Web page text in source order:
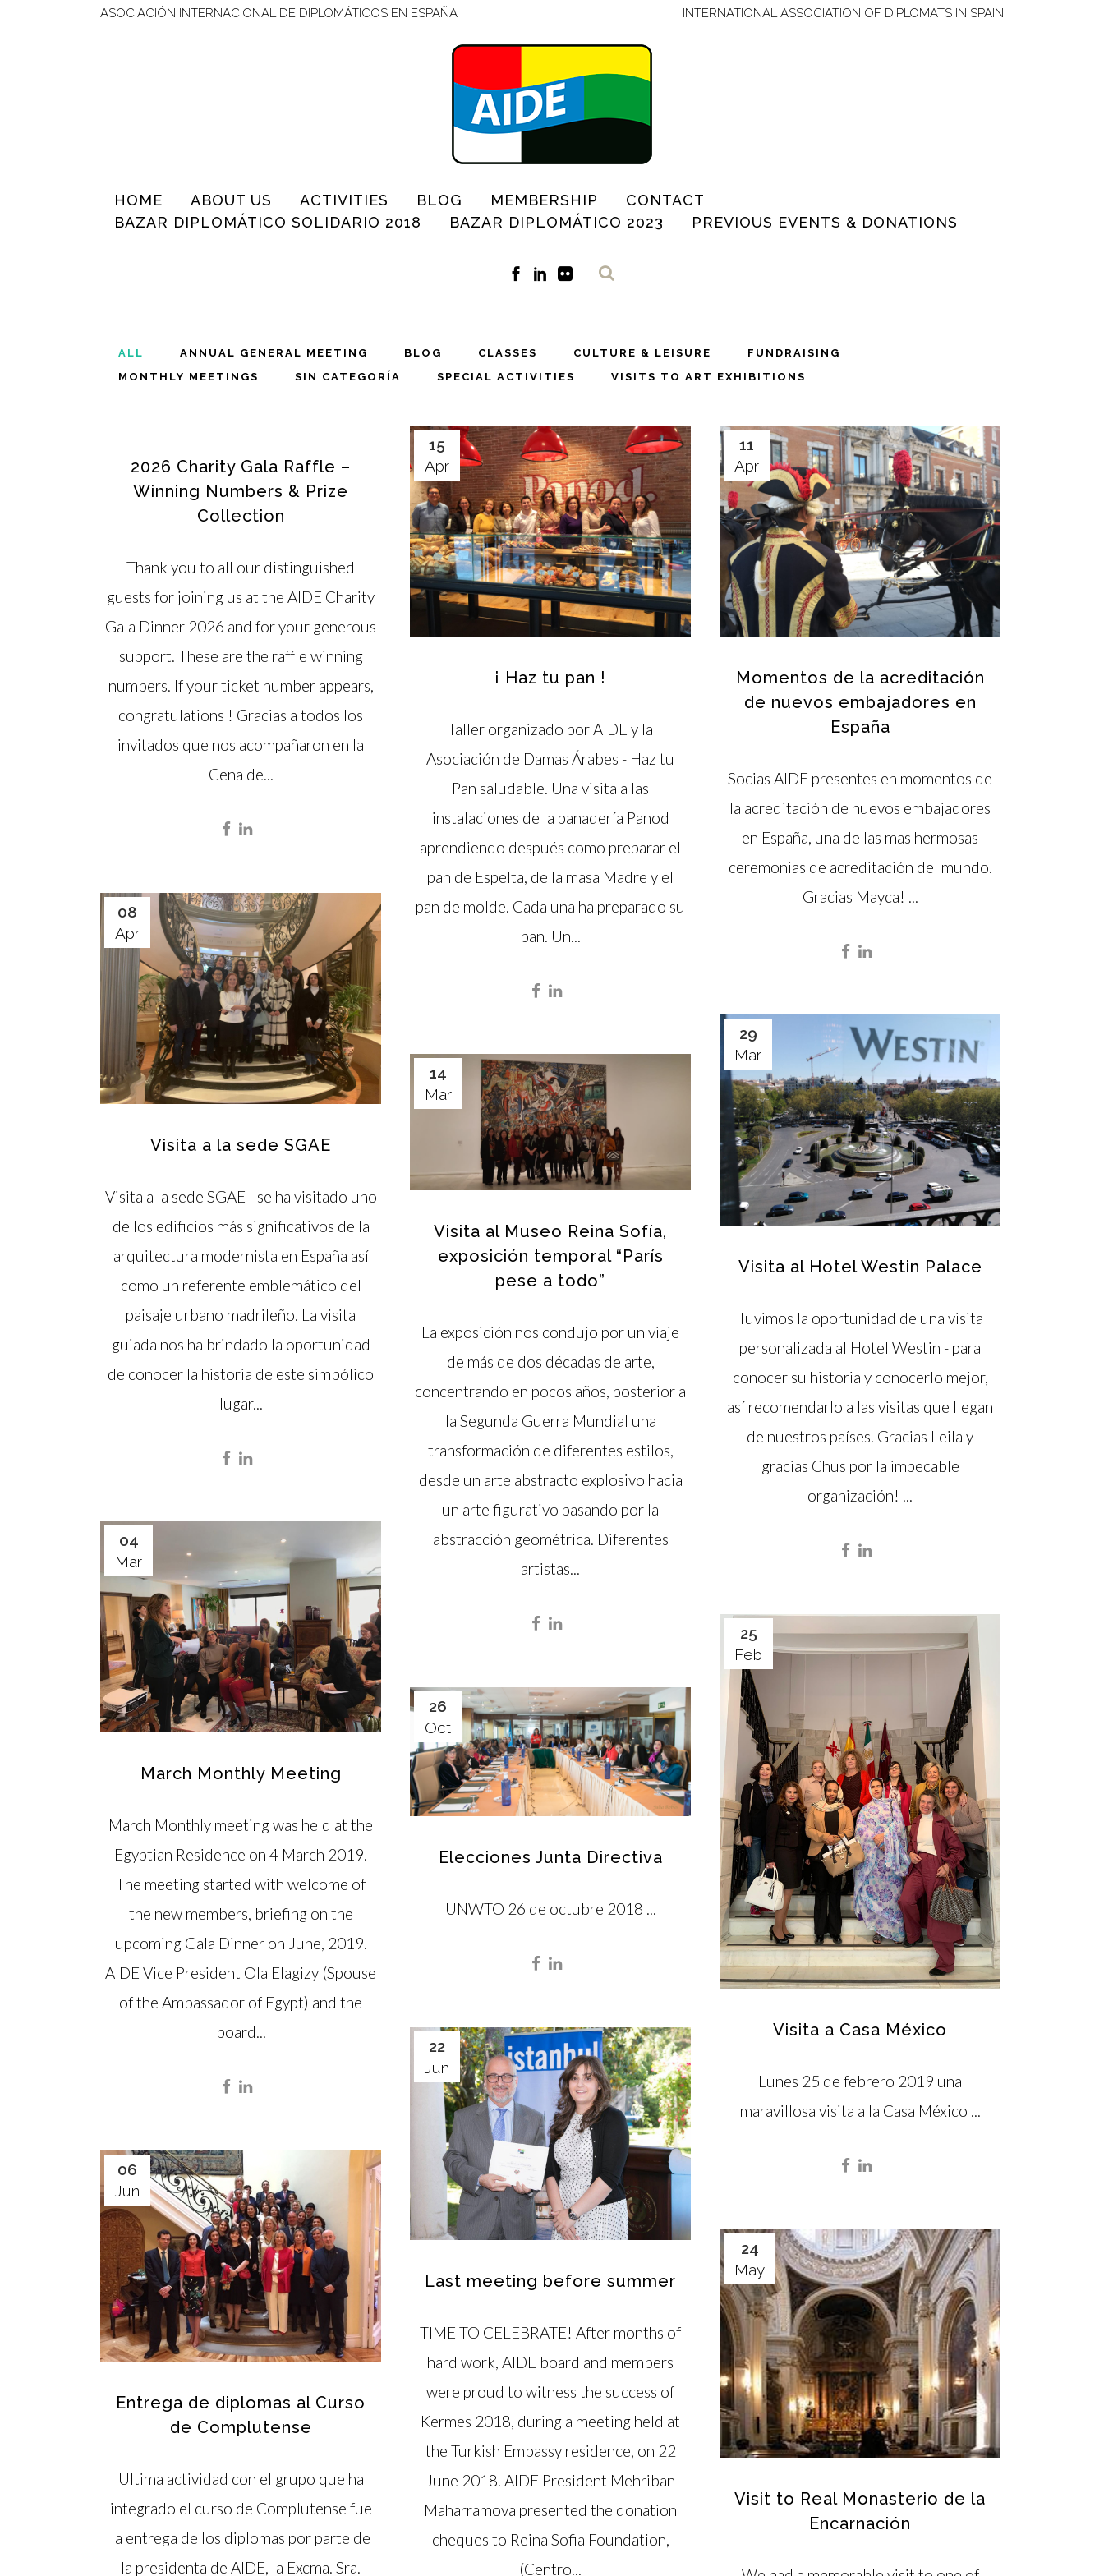
ASOCIACIÓN INTERNACIONAL DE DIPLOMÁTICOS EN ESPAÑA INTERNATIONAL ASSOCIATION OF DIPLOMATS IN SPAIN
HOME ABOUT US ACTIVITIES BLOG MEMBERSHIP
CONTACT
BAZAR DIPLOMÁTICO SOLIDARIO 2018
BAZAR DIPLOMÁTICO 2023 PREVIOUS EVENTS & DONATIONS
ALL ANNUAL GENERAL MEETING BLOG CLASSES CULTURE & LEISURE
FUNDRAISING
MONTHLY MEETINGS
SIN CATEGORÍA SPECIAL ACTIVITIES VISITS TO ART EXHIBITIONS
2026 Charity Gala Raffle –
Winning Numbers & Prize
Collection
Thank you to all our distinguished
guests for joining us at the AIDE Charity
Gala Dinner 2026 and for your generous
support. These are the raffle winning
numbers. If your ticket number appears,
congratulations ! Gracias a todos los
invitados que nos acompañaron en la
Cena de...
15
Apr
¡ Haz tu pan !
Taller organizado por AIDE y la
Asociación de Damas Árabes - Haz tu
Pan saludable. Una visita a las
instalaciones de la panadería Panod
aprendiendo después como preparar el
pan de Espelta, de la masa Madre y el
pan de molde. Cada una ha preparado su
pan. Un...
11
Apr
Momentos de la acreditación
de nuevos embajadores en
España
Socias AIDE presentes en momentos de
la acreditación de nuevos embajadores
en España, una de las mas hermosas
ceremonias de acreditación del mundo.
Gracias Mayca! ...
08
Apr
Visita a la sede SGAE
Visita a la sede SGAE - se ha visitado uno
de los edificios más significativos de la
arquitectura modernista en España así
como un referente emblemático del
paisaje urbano madrileño. La visita
guiada nos ha brindado la oportunidad
de conocer la historia de este simbólico
lugar...
29
Mar
Visita al Hotel Westin Palace
Tuvimos la oportunidad de una visita
personalizada al Hotel Westin - para
conocer su historia y conocerlo mejor,
así recomendarlo a las visitas que llegan
de nuestros países. Gracias Leila y
gracias Chus por la impecable
organización! ...
14
Mar
Visita al Museo Reina Sofía,
exposición temporal “París
pese a todo”
La exposición nos condujo por un viaje
de más de dos décadas de arte,
concentrando en pocos años, posterior a
la Segunda Guerra Mundial una
transformación de diferentes estilos,
desde un arte abstracto explosivo hacia
un arte figurativo pasando por la
abstracción geométrica. Diferentes
artistas...
04
Mar
March Monthly Meeting
March Monthly meeting was held at the
Egyptian Residence on 4 March 2019.
The meeting started with welcome of
the new members, briefing on the
upcoming Gala Dinner on June, 2019.
AIDE Vice President Ola Elagizy (Spouse
of the Ambassador of Egypt) and the
board...
25
Feb
Visita a Casa México
Lunes 25 de febrero 2019 una
maravillosa visita a la Casa México ...
26
Oct
Elecciones Junta Directiva
UNWTO 26 de octubre 2018 ...
22
Jun
Last meeting before summer
TIME TO CELEBRATE! After months of
hard work, AIDE board and members
were proud to witness the success of
Kermes 2018, during a meeting held at
the Turkish Embassy residence, on 22
June 2018. AIDE President Mehriban
Maharramova presented the donation
cheques to Reina Sofia Foundation,
(Centro...
06
Jun
Entrega de diplomas al Curso
de Complutense
Ultima actividad con el grupo que ha
integrado el curso de Complutense fue
la entrega de los diplomas por parte de
la presidenta de AIDE, la Excma. Sra.
24
May
Visit to Real Monasterio de la
Encarnación